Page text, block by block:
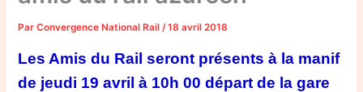
ParConvergence National Rail/18 avril 2018
Les Amis du Rail seront présents à la manif
de jeudi 19 avril à 10h 00 départ de la gare